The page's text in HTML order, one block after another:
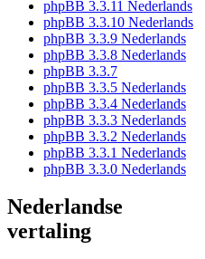
phpBB 3.3.11 Nederlands
phpBB 3.3.10 Nederlands
phpBB 3.3.9 Nederlands
phpBB 3.3.8 Nederlands
phpBB 3.3.7
phpBB 3.3.5 Nederlands
phpBB 3.3.4 Nederlands
phpBB 3.3.3 Nederlands
phpBB 3.3.2 Nederlands
phpBB 3.3.1 Nederlands
phpBB 3.3.0 Nederlands
Nederlandse
vertaling